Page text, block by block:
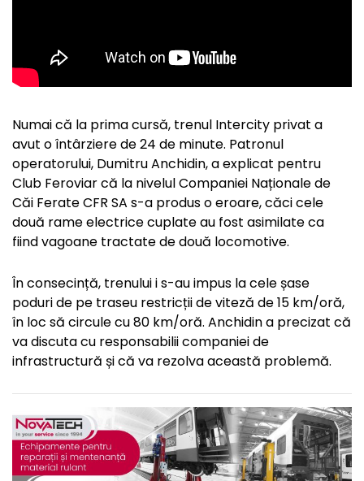
Numai că la prima cursă, trenul Intercity privat a
avut o întârziere de 24 de minute. Patronul
operatorului, Dumitru Anchidin, a explicat pentru
Club Feroviar că la nivelul Companiei Naționale de
Căi Ferate CFR SA s-a produs o eroare, căci cele
două rame electrice cuplate au fost asimilate ca
fiind vagoane tractate de două locomotive.
În consecință, trenului i s-au impus la cele șase
poduri de pe traseu restricții de viteză de 15 km/oră,
în loc să circule cu 80 km/oră. Anchidin a precizat că
va discuta cu responsabilii companiei de
infrastructură și că va rezolva această problemă.